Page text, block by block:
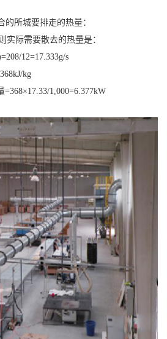
的所城要排走的热量：
实际需要散去的热量是：
12=17.333g/s
kg
1,000=6.377kW